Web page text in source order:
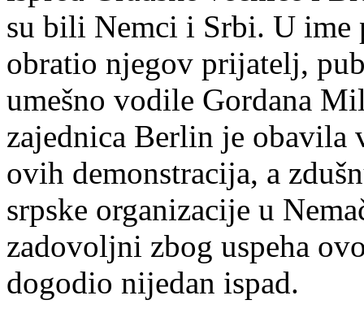
su bili Nemci i Srbi. U ime
obratio njegov prijatelj,
umešno vodile Gordana
zajednica Berlin je obavila
ovih demonstracija, a
srpske organizacije u
zadovoljni zbog uspeha
dogodio nijedan ispad.